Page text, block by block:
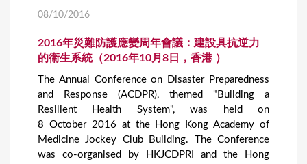
08/10/2016
2016年災難防護應變周年會議：建設具抗逆力
的衞生系統（2016年10月8日，香港 ）
The Annual Conference on Disaster Preparedness
and Response (ACDPR), themed "Building a
Resilient Health System", was held on
8 October 2016 at the Hong Kong Academy of
Medicine Jockey Club Building. The Conference
was co-organised by HKJCDPRI and the Hong